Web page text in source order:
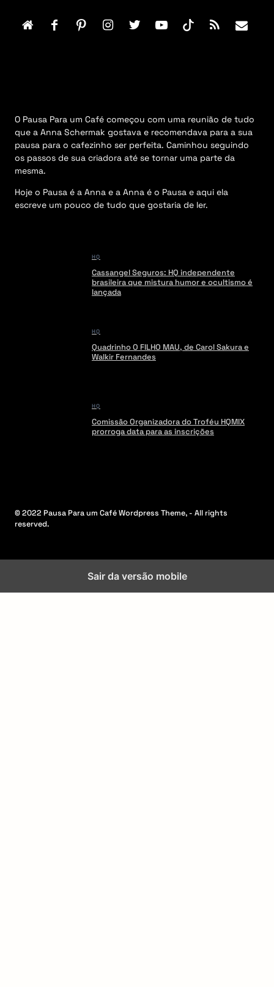
O Pausa Para um Café começou com uma reunião de tudo
que a Anna Schermak gostava e recomendava para a sua
pausa para o cafezinho ser perfeita. Caminhou seguindo
os passos de sua criadora até se tornar uma parte da
mesma.
Hoje o Pausa é a Anna e a Anna é o Pausa e aqui ela
escreve um pouco de tudo que gostaria de ler.
HQ
Cassangel Seguros: HQ independente
brasileira que mistura humor e ocultismo é
lançada
HQ
Quadrinho O FILHO MAU, de Carol Sakura e
Walkir Fernandes
HQ
Comissão Organizadora do Troféu HQMIX
prorroga data para as inscrições
© 2022 Pausa Para um Café Wordpress Theme, - All rights
reserved.
Sair da versão mobile